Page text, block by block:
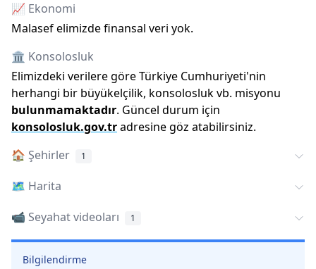
📈 Ekonomi
Malasef elimizde finansal veri yok.
🏛️ Konsolosluk
Elimizdeki verilere göre Türkiye Cumhuriyeti'nin
herhangi bir büyükelçilik, konsolosluk vb. misyonu
bulunmamaktadır. Güncel durum için
konsolosluk.gov.tradresine göz atabilirsiniz.
🏠 Şehirler 1
🗺️ Harita
📹 Seyahat videoları
1
Bilgilendirme